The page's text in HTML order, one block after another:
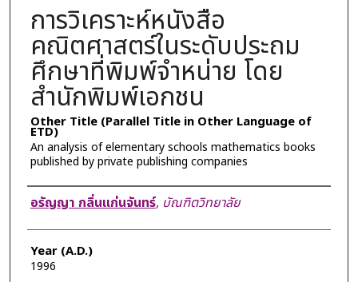
การวิเคราะห์หนังสือ
คณิตศาสตร์ในระดับประถม
ศึกษาที่พิมพ์จำหน่าย โดย
สำนักพิมพ์เอกชน
Other Title (Parallel Title in Other Language of
ETD)
An analysis of elementary schools mathematics books
published by private publishing companies
Author
อรัญญา กลิ่นแก่นจันทร์, บัณฑิตวิทยาลัย
Year (A.D.)
1996